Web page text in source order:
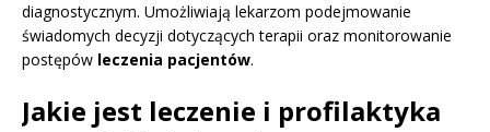
diagnostycznym. Umożliwiają lekarzom podejmowanie
świadomych decyzji dotyczących terapii oraz monitorowanie
postępów leczenia pacjentów.
Jakie jest leczenie i profilaktyka